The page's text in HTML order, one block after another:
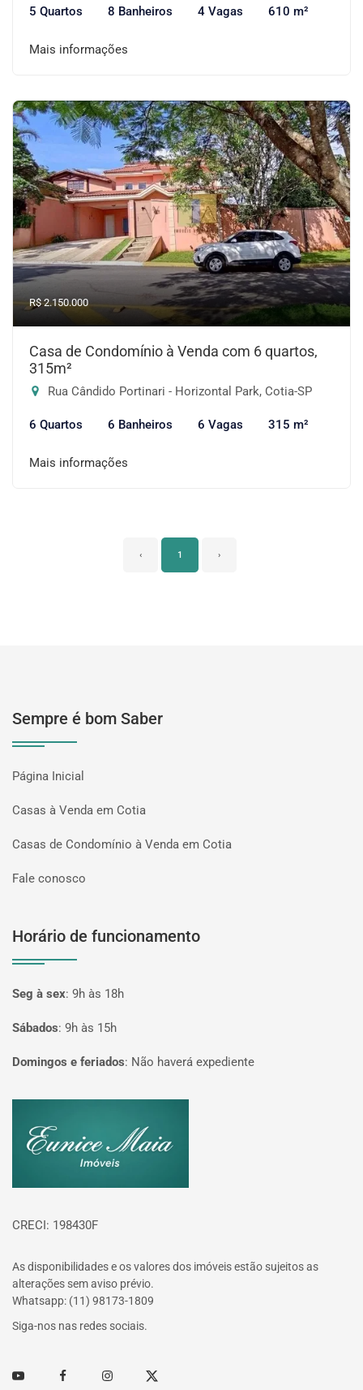
5 Quartos 8 Banheiros 4 Vagas 610 m²
Mais informações
R$ 2.150.000
Casa de Condomínio à Venda com 6 quartos,
315m²
Rua Cândido Portinari - Horizontal Park, Cotia-SP
6 Quartos 6 Banheiros 6 Vagas 315 m²
Mais informações
‹ 1 ›
Sempre é bom Saber
Página Inicial
Casas à Venda em Cotia
Casas de Condomínio à Venda em Cotia
Fale conosco
Horário de funcionamento
Seg à sex: 9h às 18h
Sábados: 9h às 15h
Domingos e feriados: Não haverá expediente
CRECI: 198430F
As disponibilidades e os valores dos imóveis estão sujeitos as
alterações sem aviso prévio.
Whatsapp: (11) 98173-1809
Siga-nos nas redes sociais.
Youtube FacebookInstagramTwitter